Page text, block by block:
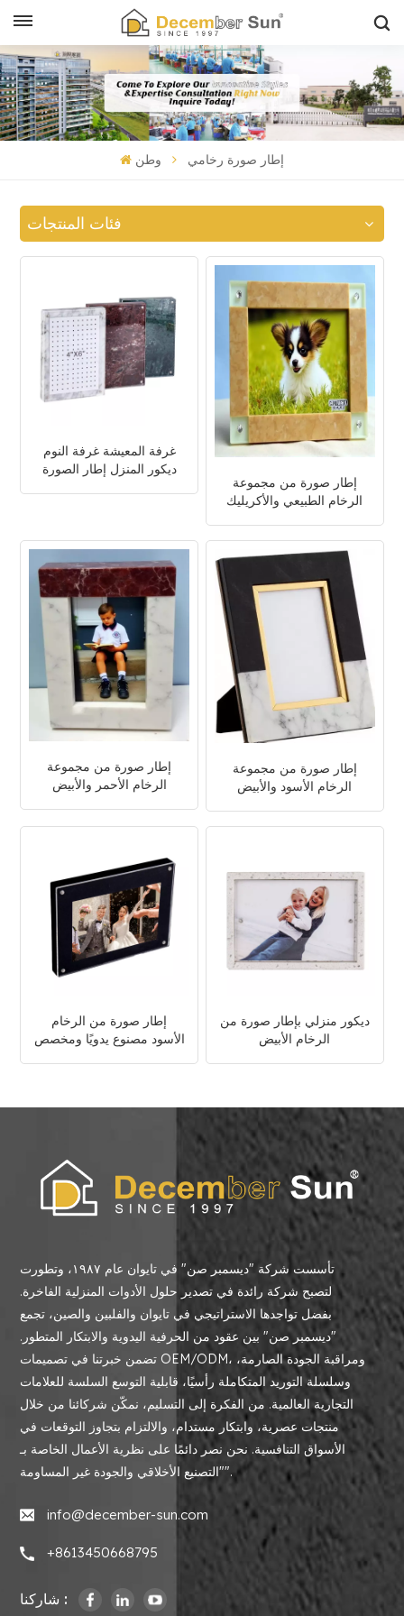
وطن إطار صورة رخامي
فئات المنتجات
غرفة المعيشة غرفة النوم
ديكور المنزل إطار الصورة
إطار صورة من مجموعة
الرخام الطبيعي والأكريليك
إطار صورة من مجموعة
الرخام الأحمر والأبيض
إطار صورة من مجموعة
الرخام الأسود والأبيض
إطار صورة من الرخام
الأسود مصنوع يدويًا ومخصص
ديكور منزلي بإطار صورة من
الرخام الأبيض
تأسست شركة "ديسمبر صن" في تايوان عام ١٩٨٧، وتطورت
لتصبح شركة رائدة في تصدير حلول الأدوات المنزلية الفاخرة.
بفضل تواجدها الاستراتيجي في تايوان والفلبين والصين، تجمع
"ديسمبر صن" بين عقود من الحرفية اليدوية والابتكار المتطور.
تضمن خبرتنا في تصميمات OEM/ODM، ومراقبة الجودة الصارمة،
وسلسلة التوريد المتكاملة رأسيًا، قابلية التوسع السلسة للعلامات
التجارية العالمية. من الفكرة إلى التسليم، نمكّن شركائنا من خلال
منتجات عصرية، وابتكار مستدام، والالتزام بتجاوز التوقعات في
الأسواق التنافسية. نحن نصر دائمًا على نظرية الأعمال الخاصة بـ
"التصنيع الأخلاقي والجودة غير المساومة".
info@december-sun.com
+8613450668795
شاركنا :